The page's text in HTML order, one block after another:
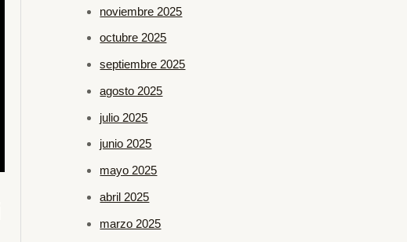
noviembre 2025
octubre 2025
septiembre 2025
agosto 2025
julio 2025
junio 2025
mayo 2025
abril 2025
marzo 2025